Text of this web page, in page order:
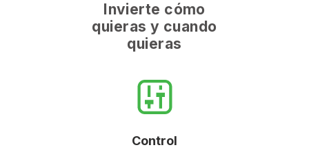
Invierte cómo
quieras y cuando
quieras
Control